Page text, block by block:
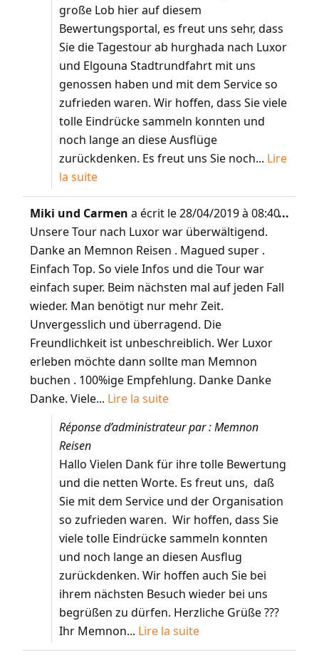
große Lob hier auf diesem
Bewertungsportal, es freut uns sehr, dass
Sie die Tagestour ab hurghada nach Luxor
und Elgouna Stadtrundfahrt mit uns
genossen haben und mit dem Service so
zufrieden waren. Wir hoffen, dass Sie viele
tolle Eindrücke sammeln konnten und
noch lange an diese Ausflüge
zurückdenken. Es freut uns Sie noch... Lire
la suite
Miki und Carmena écrit le28/04/2019 à 08:40
Unsere Tour nach Luxor war überwältigend.
Danke an Memnon Reisen . Magued super .
Einfach Top. So viele Infos und die Tour war
einfach super. Beim nächsten mal auf jeden Fall
wieder. Man benötigt nur mehr Zeit.
Unvergesslich und überragend. Die
Freundlichkeit ist unbeschreiblich. Wer Luxor
erleben möchte dann sollte man Memnon
buchen . 100%ige Empfehlung. Danke Danke
Danke. Viele... Lire la suite
Réponse d’administrateur par : Memnon
Reisen
Hallo Vielen Dank für ihre tolle Bewertung
und die netten Worte. Es freut uns, daß
Sie mit dem Service und der Organisation
so zufrieden waren. Wir hoffen, dass Sie
viele tolle Eindrücke sammeln konnten
und noch lange an diesen Ausflug
zurückdenken. Wir hoffen auch Sie bei
ihrem nächsten Besuch wieder bei uns
begrüßen zu dürfen. Herzliche Grüße ???
Ihr Memnon... Lire la suite
...